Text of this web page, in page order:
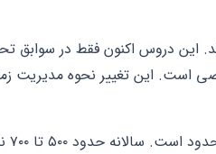
این دروس اکنون فقط در سوابق
است. این تغییر نحوه مدیریت